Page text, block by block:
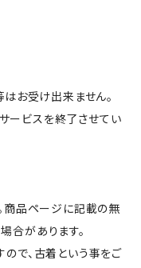
はお受け出来ません。
ービスを終了させてい
商品ページに記載の無
合があります。
で、古着という事をご